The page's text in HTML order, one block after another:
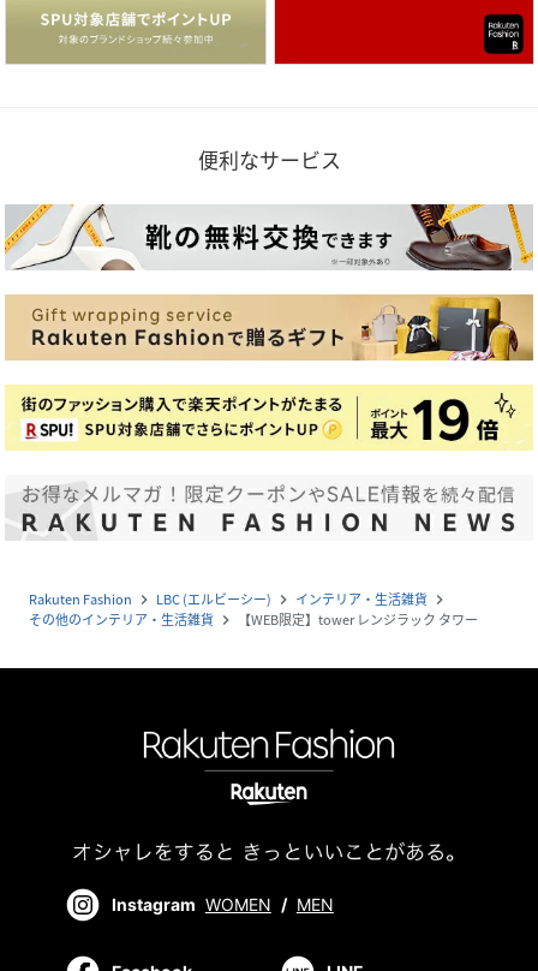
便利なサービス
Rakuten Fashion navigate_next LBC (エルビーシー) navigate_next インテリア・生活雑貨 navigate_next
その他のインテリア・生活雑貨 navigate_next 【WEB限定】tower レンジラック タワー
Instagram WOMEN / MEN